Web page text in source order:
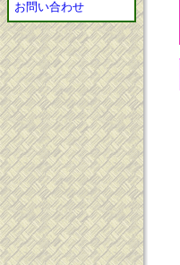
お問い合わせ